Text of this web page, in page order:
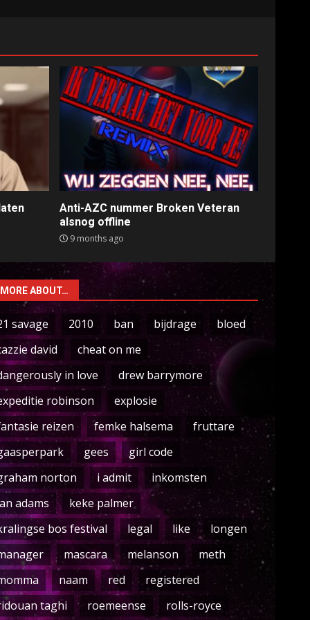
Anti-AZC nummer Broken Veteran
alsnog offline
9 months ago
MORE ABOUT…
savage 2010 ban bijdrage
bloed
david
cheat on me
in love
drew barrymore
robinson
explosie
reizen
femke halsema
fruttare
gees
girl code
norton
i admit
inkomsten
adams
keke palmer
bos festival
legal like
longen
mascara melanson
meth
naam red
registered
taghi
roemeense rolls-royce